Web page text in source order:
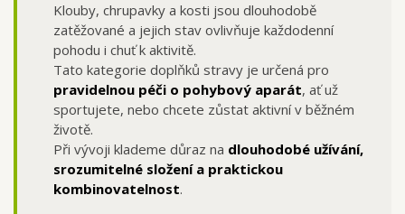
Klouby, chrupavky a kosti jsou dlouhodobě
zatěžované a jejich stav ovlivňuje každodenní
pohodu i chuť k aktivitě.
Tato kategorie doplňků stravy je určená pro
pravidelnou péči o pohybový aparát, ať už
sportujete, nebo chcete zůstat aktivní v běžném
životě.
Při vývoji klademe důraz na dlouhodobé užívání,
srozumitelné složení a praktickou
kombinovatelnost.